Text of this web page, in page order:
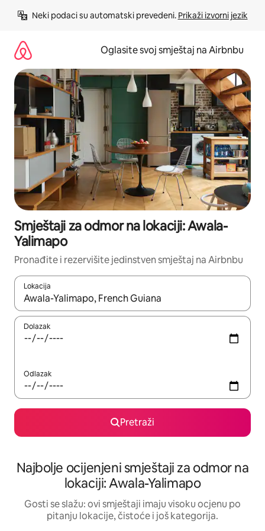
Neki podaci su automatski prevedeni. Prikaži izvorni jezik
Oglasite svoj smještaj na Airbnbu
Smještaji za odmor na lokaciji: Awala-
Yalimapo
Pronađite i rezervišite jedinstven smještaj na Airbnbu
Lokacija
Kad rezultati budu dostupni, krećite se gore i dolje pomoću
Dolazak
Odlazak
Pretraži
Najbolje ocijenjeni smještaji za odmor na
lokaciji: Awala-Yalimapo
Gosti se slažu: ovi smještaji imaju visoku ocjenu po
pitanju lokacije, čistoće i još kategorija.